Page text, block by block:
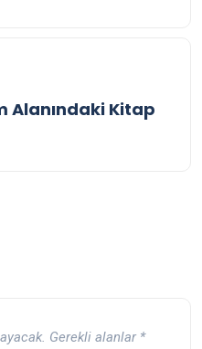
Alanındaki Kitap
Gerekli alanlar *